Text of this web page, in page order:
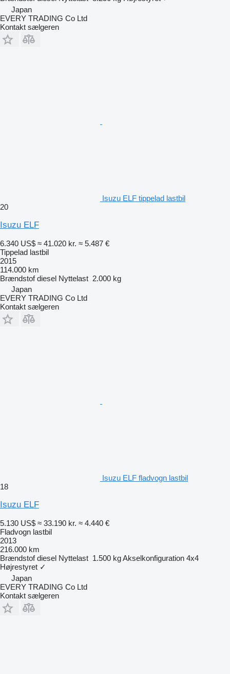
Japan
EVERY TRADING Co Ltd
Kontakt sælgeren
Isuzu ELF tippelad lastbil
20
Isuzu ELF
6.340 US$ ≈ 41.020 kr. ≈ 5.487 €
Tippelad lastbil
2015
114.000 km
Brændstof diesel Nyttelast 2.000 kg
Japan
EVERY TRADING Co Ltd
Kontakt sælgeren
Isuzu ELF fladvogn lastbil
18
Isuzu ELF
5.130 US$ ≈ 33.190 kr. ≈ 4.440 €
Fladvogn lastbil
2013
216.000 km
Brændstof diesel Nyttelast 1.500 kgAkselkonfiguration 4x4
Højrestyret ✓
Japan
EVERY TRADING Co Ltd
Kontakt sælgeren